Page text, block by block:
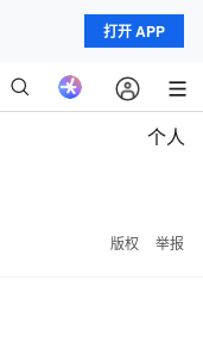
打开 APP
个人
版权 举报